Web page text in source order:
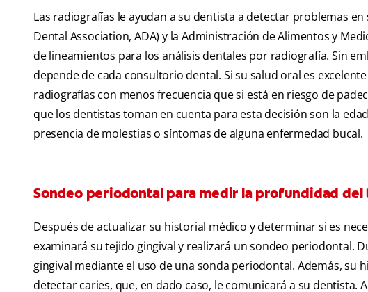
Las radiografías le ayudan a su dentista a detectar problemas
Dental Association, ADA) y la Administración de Alimentos y
de lineamientos para los análisis dentales por radiografía. Sin
depende de cada consultorio dental. Si su salud oral es
radiografías con menos frecuencia que si está en riesgo de
que los dentistas toman en cuenta para esta decisión son la
presencia de molestias o síntomas de alguna enfermedad bucal.
Sondeo periodontal para medir la profundidad
Después de actualizar su historial médico y determinar si es
examinará su tejido gingival y realizará un sondeo periodontal.
gingival mediante el uso de una sonda periodontal. Además, su
detectar caries, que, en dado caso, le comunicará a su